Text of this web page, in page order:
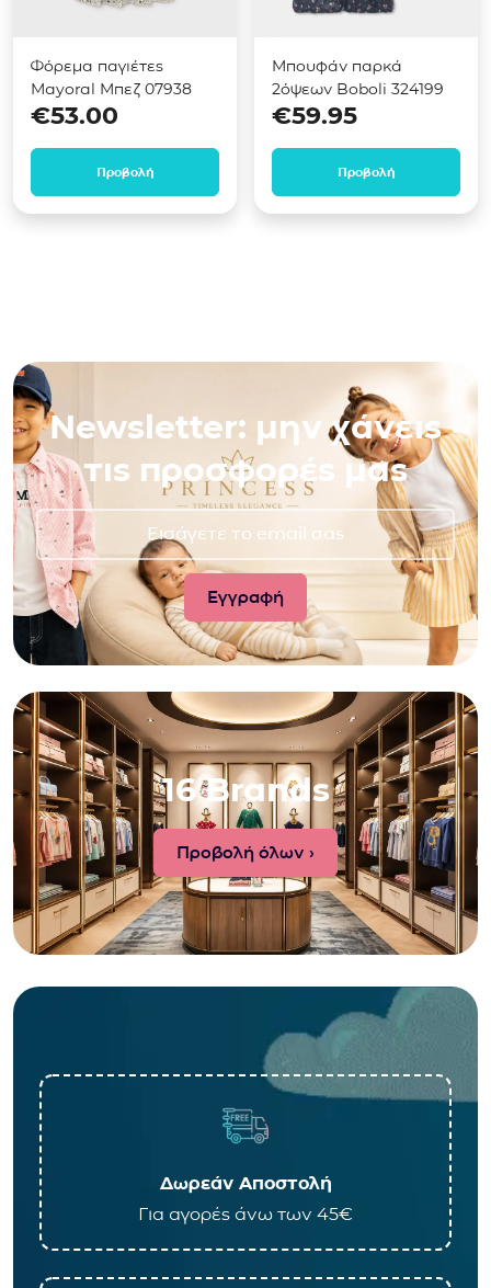
Φόρεμα παγιέτες
Mayoral Μπεζ 07938
€53.00
Προβολή
Μπουφάν παρκά
2όψεων Boboli 324199
€59.95
Προβολή
Newsletter: μην χάνεις
τις προσφορές μας
16 Brands
Προβολή όλων ›
Δωρεάν Αποστολή
Για αγορές άνω των 45€